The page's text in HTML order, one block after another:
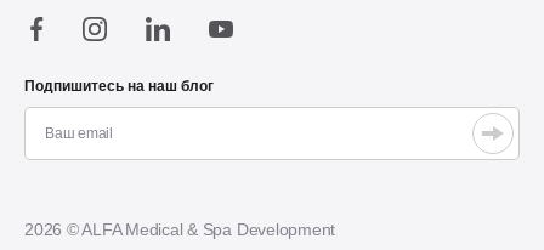
Подпишитесь на наш блог
2026 © ALFA Medical & Spa Development